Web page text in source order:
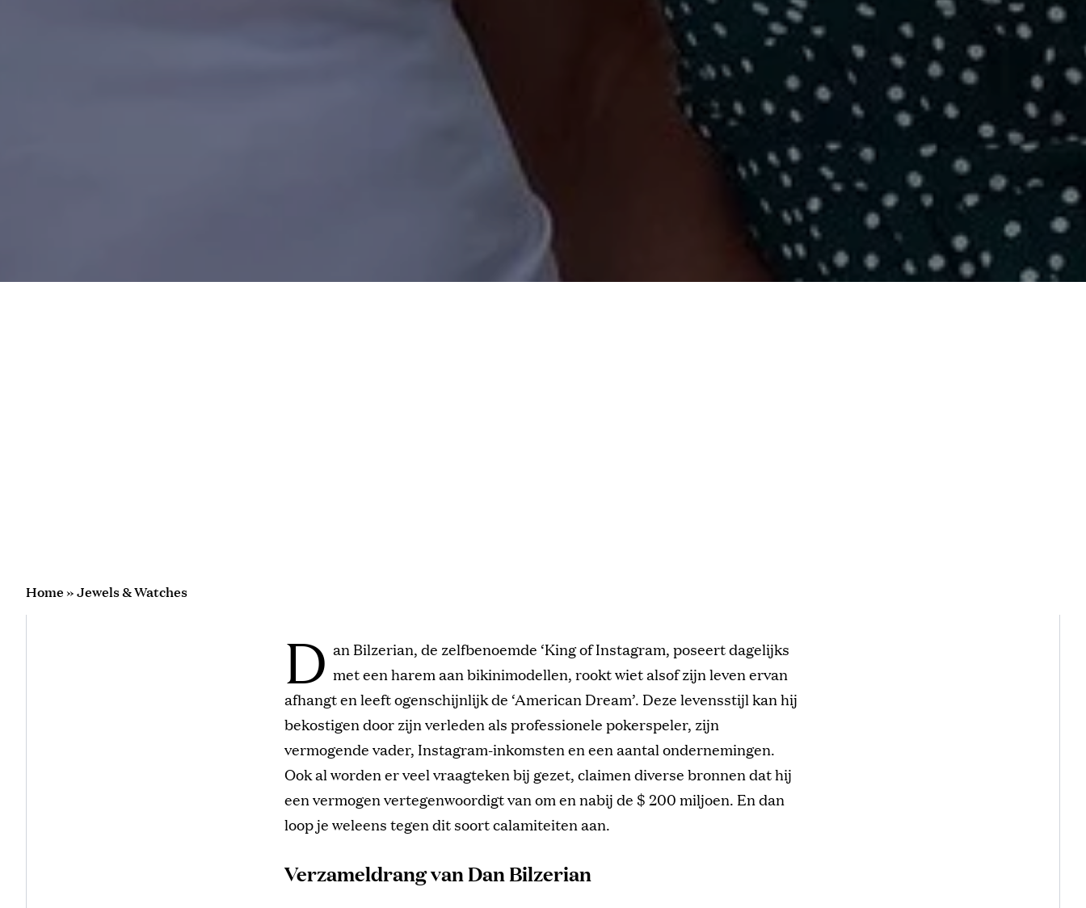
Home»Jewels & Watches
D an Bilzerian, de zelfbenoemde ‘King of Instagram, poseert dagelijks
met een harem aan bikinimodellen, rookt wiet alsof zijn leven ervan
afhangt en leeft ogenschijnlijk de ‘American Dream’. Deze levensstijl kan hij
bekostigen door zijn verleden als professionele pokerspeler, zijn
vermogende vader, Instagram-inkomsten en een aantal ondernemingen.
Ook al worden er veel vraagteken bij gezet, claimen diverse bronnen dat hij
een vermogen vertegenwoordigt van om en nabij de $ 200 miljoen. En dan
loop je weleens tegen dit soort calamiteiten aan.
Verzameldrang van Dan Bilzerian